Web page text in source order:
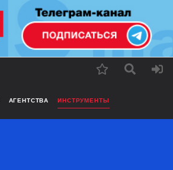
АГЕНТСТВА ИНСТРУМЕНТЫ